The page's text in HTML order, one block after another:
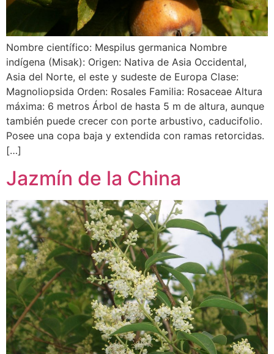
Nombre científico: Mespilus germanica Nombre
indígena (Misak): Origen: Nativa de Asia Occidental,
Asia del Norte, el este y sudeste de Europa Clase:
Magnoliopsida Orden: Rosales Familia: Rosaceae Altura
máxima: 6 metros Árbol de hasta 5 m de altura, aunque
también puede crecer con porte arbustivo, caducifolio.
Posee una copa baja y extendida con ramas retorcidas.
[…]
Jazmín de la China